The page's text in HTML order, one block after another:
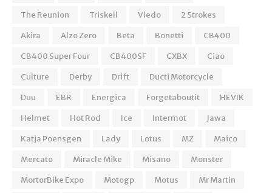
The Reunion
Triskell Viedo
2 Strokes
Akira
Alzo Zero Beta Bonetti
CB400
CB400 Super Four
CB400SF CXBX
Ciao
Culture
Derby Drift
Ducti Motorcycle
Duu
EBR Energica Forgetaboutit
HEVIK
Helmet
Hot Rod Ice Intermot
Jawa
Katja Poensgen
Lady Lotus MZ
Maico
Mercato
Miracle Mike Misano
Monster
MortorBike Expo
Motogp Motus Mr Martin